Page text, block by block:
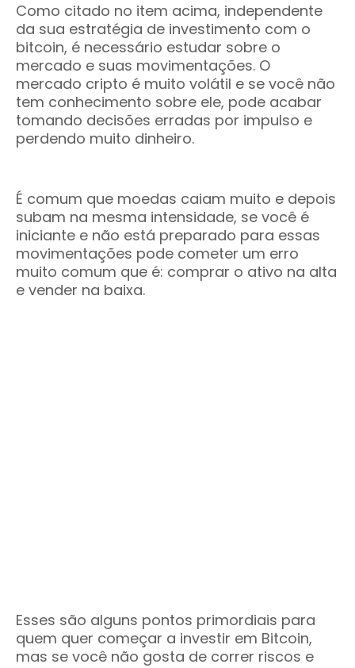
Como citado no item acima, independente
da sua estratégia de investimento com o
bitcoin, é necessário estudar sobre o
mercado e suas movimentações. O
mercado cripto é muito volátil e se você não
tem conhecimento sobre ele, pode acabar
tomando decisões erradas por impulso e
perdendo muito dinheiro.
É comum que moedas caiam muito e depois
subam na mesma intensidade, se você é
iniciante e não está preparado para essas
movimentações pode cometer um erro
muito comum que é: comprar o ativo na alta
e vender na baixa.
Esses são alguns pontos primordiais para
quem quer começar a investir em Bitcoin,
mas se você não gosta de correr riscos e